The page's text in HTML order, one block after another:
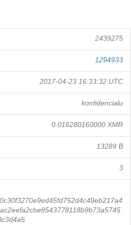
2439275
1294933
2017-04-23 16:33:32 UTC
konfidencialu
0.016280160000 XMR
13289 B
3